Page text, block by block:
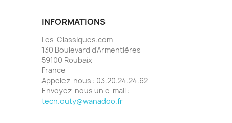
INFORMATIONS
Les-Classiques.com
130 Boulevard d'Armentières
59100 Roubaix
France
Appelez-nous : 03.20.24.24.62
Envoyez-nous un e-mail :
tech.outy@wanadoo.fr